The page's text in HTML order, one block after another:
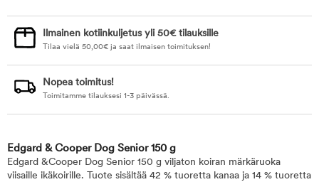
Ilmainen kotiinkuljetus yli 50€ tilauksille
Tilaa vielä 50,00€ ja saat ilmaisen toimituksen!
Nopea toimitus!
Toimitamme tilauksesi 1-3 päivässä.
Edgard & Cooper Dog Senior 150 g
Edgard &Cooper Dog Senior 150 g viljaton koiran märkäruoka
viisaille ikäkoirille. Tuote sisältää 42 % tuoretta kanaa ja 14 % tuoretta